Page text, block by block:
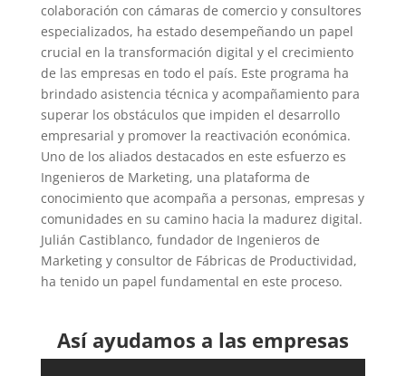
colaboración con cámaras de comercio y consultores
especializados, ha estado desempeñando un papel
crucial en la transformación digital y el crecimiento
de las empresas en todo el país. Este programa ha
brindado asistencia técnica y acompañamiento para
superar los obstáculos que impiden el desarrollo
empresarial y promover la reactivación económica.
Uno de los aliados destacados en este esfuerzo es
Ingenieros de Marketing, una plataforma de
conocimiento que acompaña a personas, empresas y
comunidades en su camino hacia la madurez digital.
Julián Castiblanco, fundador de Ingenieros de
Marketing y consultor de Fábricas de Productividad,
ha tenido un papel fundamental en este proceso.
Así ayudamos a las empresas